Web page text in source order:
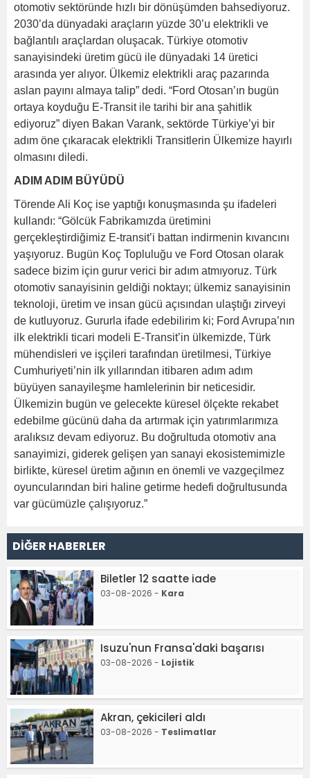
otomotiv sektöründe hızlı bir dönüşümden bahsediyoruz.
2030’da dünyadaki araçların yüzde 30’u elektrikli ve
bağlantılı araçlardan oluşacak. Türkiye otomotiv
sanayisindeki üretim gücü ile dünyadaki 14 üretici
arasında yer alıyor. Ülkemiz elektrikli araç pazarında
aslan payını almaya talip” dedi. “Ford Otosan’ın bugün
ortaya koyduğu E-Transit ile tarihi bir ana şahitlik
ediyoruz” diyen Bakan Varank, sektörde Türkiye’yi bir
adım öne çıkaracak elektrikli Transitlerin Ülkemize hayırlı
olmasını diledi.
ADIM ADIM BÜYÜDÜ
Törende Ali Koç ise yaptığı konuşmasında şu ifadeleri
kullandı: “Gölcük Fabrikamızda üretimini
gerçekleştirdiğimiz E-transit’i battan indirmenin kıvancını
yaşıyoruz. Bugün Koç Topluluğu ve Ford Otosan olarak
sadece bizim için gurur verici bir adım atmıyoruz. Türk
otomotiv sanayisinin geldiği noktayı; ülkemiz sanayisinin
teknoloji, üretim ve insan gücü açısından ulaştığı zirveyi
de kutluyoruz. Gururla ifade edebilirim ki; Ford Avrupa’nın
ilk elektrikli ticari modeli E-Transit’in ülkemizde, Türk
mühendisleri ve işçileri tarafından üretilmesi, Türkiye
Cumhuriyeti’nin ilk yıllarından itibaren adım adım
büyüyen sanayileşme hamlelerinin bir neticesidir.
Ülkemizin bugün ve gelecekte küresel ölçekte rekabet
edebilme gücünü daha da artırmak için yatırımlarımıza
aralıksız devam ediyoruz. Bu doğrultuda otomotiv ana
sanayimizi, giderek gelişen yan sanayi ekosistemimizle
birlikte, küresel üretim ağının en önemli ve vazgeçilmez
oyuncularından biri haline getirme hedefi doğrultusunda
var gücümüzle çalışıyoruz.”
DİĞER HABERLER
Biletler 12 saatte iade
03-08-2026 - Kara
Isuzu'nun Fransa'daki başarısı
03-08-2026 - Lojistik
Akran, çekicileri aldı
03-08-2026 - Teslimatlar